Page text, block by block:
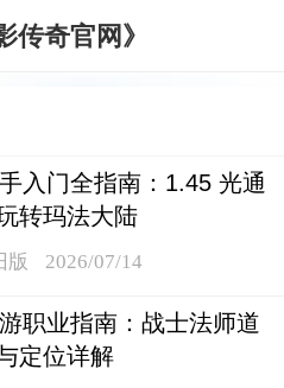
传奇官网》
入门全指南：1.45 光通
转玛法大陆
版 2026/07/14
职业指南：战士法师道
定位详解